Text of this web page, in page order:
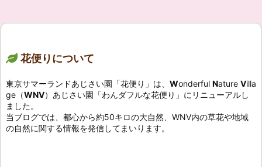
花便りについて
東京サマーランドあじさい園「花便り」は、 Wonderful Nature Villa
ge（WNV）あじさい園「わんダフルな花便り」にリニューアルし
ました。
当ブログでは、都心から約50キロの大自然、WNV内の草花や地域
の自然に関する情報を発信してまいります。